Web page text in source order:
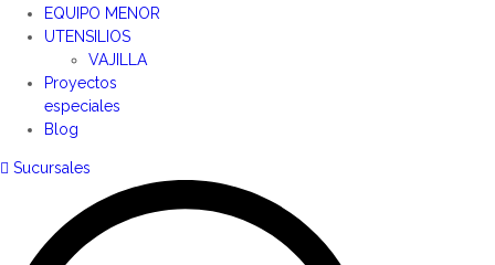
EQUIPO MENOR
UTENSILIOS
VAJILLA
Proyectos
especiales
Blog
Sucursales